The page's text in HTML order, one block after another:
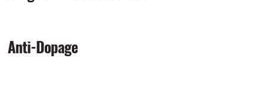
Anti-Dopage